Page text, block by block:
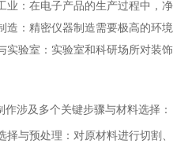
业 ：在电子产品的生产过程中，
造 ：精密仪器制造需要极高的环
实验室 ：实验室和科研场所对装
作涉及多个关键步骤与材料选择：
择与预处理 ：对原材料进行切割